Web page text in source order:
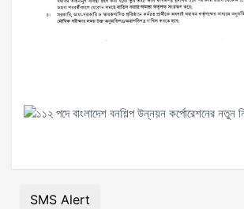
SMS Alert